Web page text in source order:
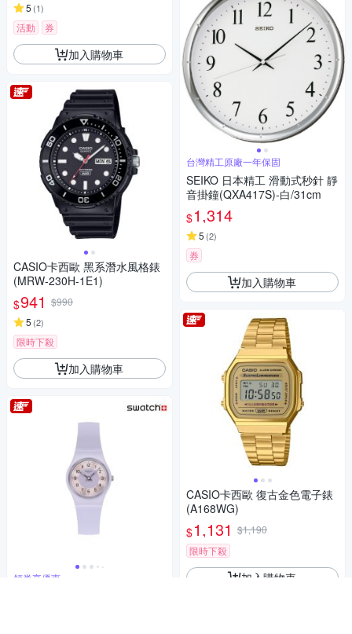
5 (1)
活動 券
加入購物車
CASIO卡西歐 黑系潛水風格錶
(MRW-230H-1E1)
$941 $990
5 (2)
限時下殺
加入購物車
領券享優惠
台灣精工原廠一年保固
SEIKO 日本精工 滑動式秒針 靜
音掛鐘(QXA417S)-白/31cm
$1,314
5 (2)
券
加入購物車
CASIO卡西歐 復古金色電子錶
(A168WG)
$1,131 $1,190
限時下殺
加入購物車